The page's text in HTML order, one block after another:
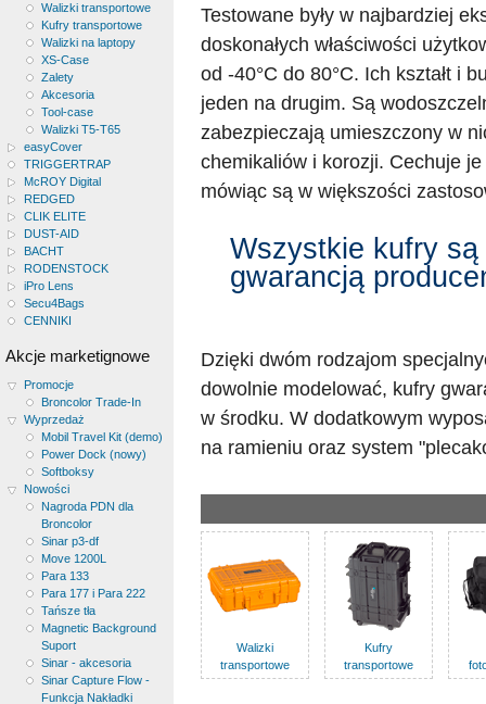
Walizki transportowe
Kufry transportowe
Walizki na laptopy
XS-Case
Zalety
Akcesoria
Tool-case
Walizki T5-T65
easyCover
TRIGGERTRAP
McROY Digital
REDGED
CLIK ELITE
DUST-AID
BACHT
RODENSTOCK
iPro Lens
Secu4Bags
CENNIKI
Akcje marketignowe
Promocje
Broncolor Trade-In
Wyprzedaż
Mobil Travel Kit (demo)
Power Dock (nowy)
Softboksy
Nowości
Nagroda PDN dla
Broncolor
Sinar p3-df
Move 1200L
Para 133
Para 177 i Para 222
Tańsze tła
Magnetic Background
Suport
Sinar - akcesoria
Sinar Capture Flow -
Funkcja Nakładki
Testowane były w najbardziej
doskonałych właściwości
od -40°C do 80°C. Ich kształt i
jeden na drugim. Są
zabezpieczają umieszczony w
chemikaliów i korozji. Cechuje
mówiąc są w większości
Wszystkie kufry
gwarancją
Dzięki dwóm rodzajom
dowolnie modelować, kufry
w środku. W dodatkowym
na ramieniu oraz system
Walizki
transportowe
Kufry
transportowe